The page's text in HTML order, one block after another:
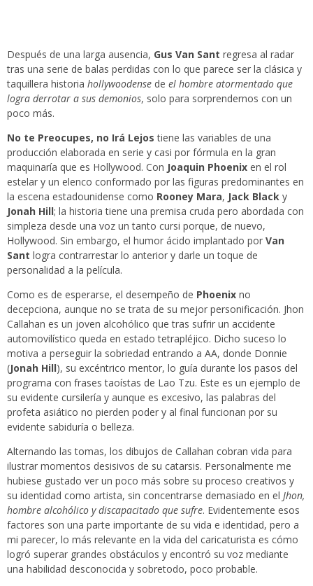
Después de una larga ausencia, Gus Van Sant regresa al radar
tras una serie de balas perdidas con lo que parece ser la clásica y
taquillera historia hollywoodense de el hombre atormentado que
logra derrotar a sus demonios, solo para sorprendernos con un
poco más.
No te Preocupes, no Irá Lejostiene las variables de una
producción elaborada en serie y casi por fórmula en la gran
maquinaría que es Hollywood. Con Joaquin Phoenix en el rol
estelar y un elenco conformado por las figuras predominantes en
la escena estadounidense como Rooney Mara, Jack Black y
Jonah Hill; la historia tiene una premisa cruda pero abordada con
simpleza desde una voz un tanto cursi porque, de nuevo,
Hollywood. Sin embargo, el humor ácido implantado por Van
Sant logra contrarrestar lo anterior y darle un toque de
personalidad a la película.
Como es de esperarse, el desempeño de Phoenix no
decepciona, aunque no se trata de su mejor personificación. Jhon
Callahan es un joven alcohólico que tras sufrir un accidente
automovilístico queda en estado tetrapléjico. Dicho suceso lo
motiva a perseguir la sobriedad entrando a AA, donde Donnie
(Jonah Hill), su excéntrico mentor, lo guía durante los pasos del
programa con frases taoístas de Lao Tzu. Este es un ejemplo de
su evidente cursilería y aunque es excesivo, las palabras del
profeta asiático no pierden poder y al final funcionan por su
evidente sabiduría o belleza.
Alternando las tomas, los dibujos de Callahan cobran vida para
ilustrar momentos desisivos de su catarsis. Personalmente me
hubiese gustado ver un poco más sobre su proceso creativos y
su identidad como artista, sin concentrarse demasiado en el Jhon,
hombre alcohólico y discapacitado que sufre. Evidentemente esos
factores son una parte importante de su vida e identidad, pero a
mi parecer, lo más relevante en la vida del caricaturista es cómo
logró superar grandes obstáculos y encontró su voz mediante
una habilidad desconocida y sobretodo, poco probable.